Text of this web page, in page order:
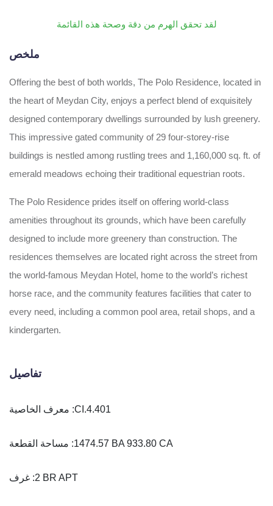
لقد تحقق الهرم من دقة وصحة هذه القائمة
ملخص
Offering the best of both worlds, The Polo Residence, located in
the heart of Meydan City, enjoys a perfect blend of exquisitely
designed contemporary dwellings surrounded by lush greenery.
This impressive gated community of 29 four-storey-rise
buildings is nestled among rustling trees and 1,160,000 sq. ft. of
emerald meadows echoing their traditional equestrian roots.
The Polo Residence prides itself on offering world-class
amenities throughout its grounds, which have been carefully
designed to include more greenery than construction. The
residences themselves are located right across the street from
the world-famous Meydan Hotel, home to the world’s richest
horse race, and the community features facilities that cater to
every need, including a common pool area, retail shops, and a
kindergarten.
تفاصيل
معرف الخاصية :CI.4.401
مساحة القطعة :1474.57 BA 933.80 CA
غرف :2 BR APT